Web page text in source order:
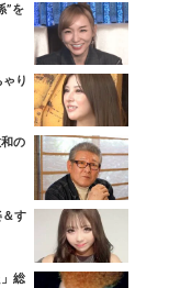
”を
り
の
す
総